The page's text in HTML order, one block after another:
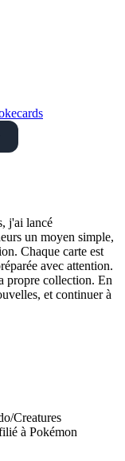
j'ai lancé
un moyen simple,
Chaque carte est
avec attention.
propre collection. En
et continuer à
Creatures
à Pokémon